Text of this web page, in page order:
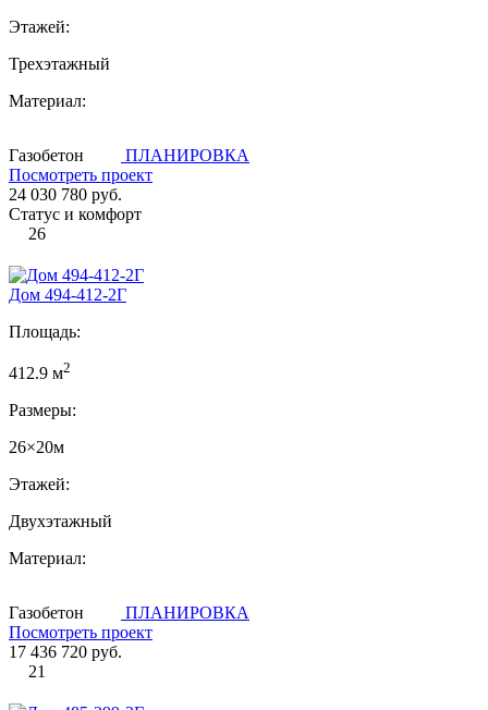
Этажей:
Трехэтажный
Материал:
Газобетон
ПЛАНИРОВКА
Посмотреть проект
24 030 780 руб.
Статус и комфорт
26
Дом 494-412-2Г
Площадь:
412.9 м2
Размеры:
26×20м
Этажей:
Двухэтажный
Материал:
Газобетон
ПЛАНИРОВКА
Посмотреть проект
17 436 720 руб.
21